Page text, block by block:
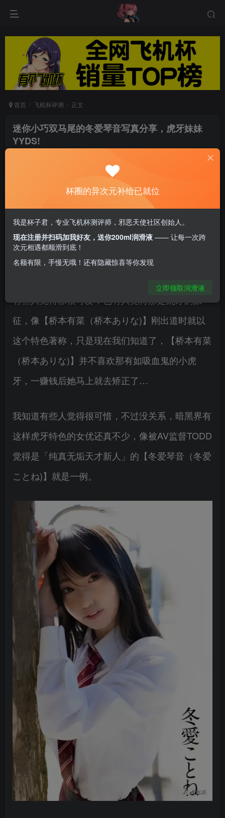
首页 飞机杯评测 正文
迷你小巧双马尾的冬爱琴音写真分享，虎牙妹妹
YYDS!
本期的主人翁她年纪虽小志气高、勇敢又灵巧、十
八般武艺都行、功夫实在不得了。既是偶像出道，
更是一台难得的发片机器，她就是【冬爱琴音（冬
爱ことね)】。
有些人觉得那很可爱，也有人觉得那是乱牙的象
征，像【桥本有菜（桥本ありな)】刚出道时就以
这个特色著称，只是现在我们知道了，【桥本有菜
（桥本ありな)】并不喜欢那有如吸血鬼的小虎
牙，一赚钱后她马上就去矫正了…
我知道有些人觉得很可惜，不过没关系，暗黑界有
这样虎牙特色的女优还真不少，像被AV监督TODD
觉得是「纯真无垢天才新人」的【冬爱琴音（冬爱
ことね)】就是一例。
杯圈的异次元补给已就位
我是杯子君，专业飞机杯测评师，邪恶天使社区创始人。
现在注册并扫码加我好友，送你200ml润滑液 —— 让每一次跨
次元相遇都顺滑到底！
名额有限，手慢无哦！还有隐藏惊喜等你发现
立即领取润滑液